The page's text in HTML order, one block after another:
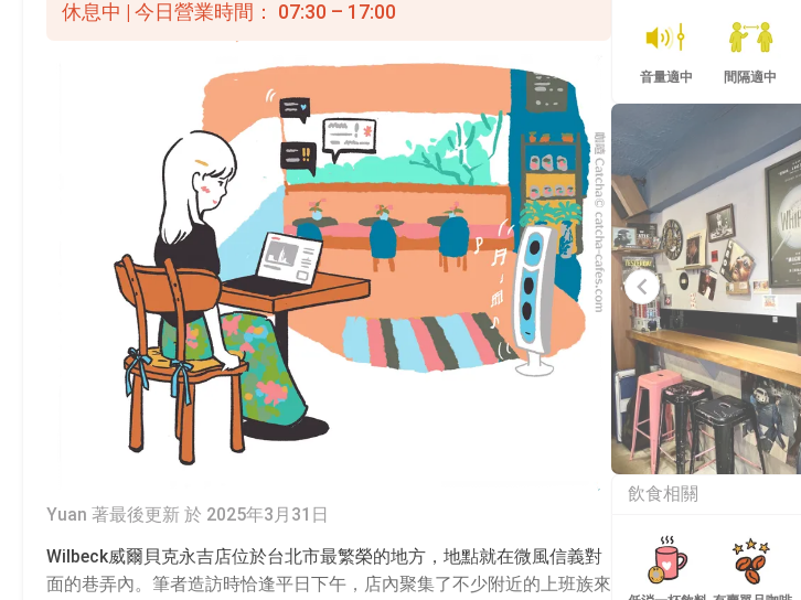
休息中 | 今日營業時間： 07:30 – 17:00
Yuan 著最後更新 於 2025年3月31日
Wilbeck威爾貝克永吉店位於台北市最繁榮的地方，地點就在微風信義對
面的巷弄內。筆者造訪時恰逢平日下午，店內聚集了不少附近的上班族來
音量適中 間隔適中
Item
飲食相關